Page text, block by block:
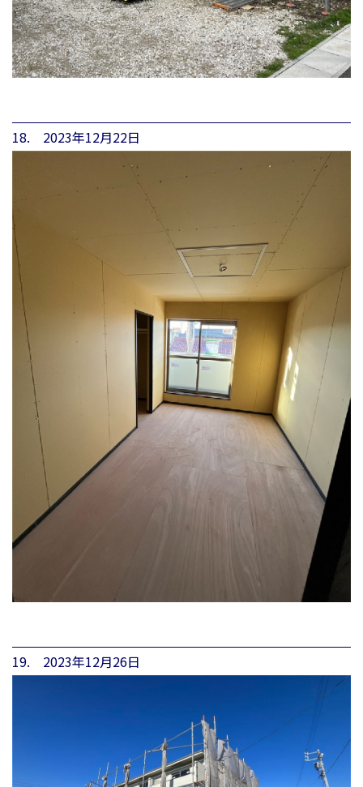
18. 2023年12月22日
19. 2023年12月26日